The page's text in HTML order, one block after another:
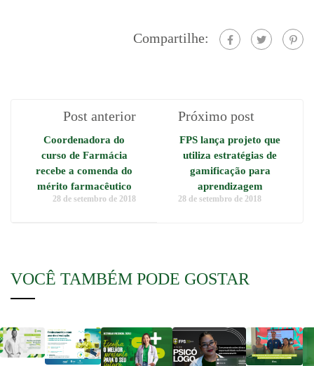
Compartilhe:
Post anterior
Coordenadora do
curso de Farmácia
recebe a comenda do
mérito farmacêutico
28 de setembro de 2018
Próximo post
FPS lança projeto que
utiliza estratégias de
gamificação para
aprendizagem
28 de setembro de 2018
VOCÊ TAMBÉM PODE GOSTAR